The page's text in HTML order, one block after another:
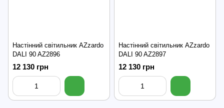
Настінний світильник AZzardo
DALI 90 AZ2896
12 130 грн
Настінний світильник AZzardo
DALI 90 AZ2897
12 130 грн